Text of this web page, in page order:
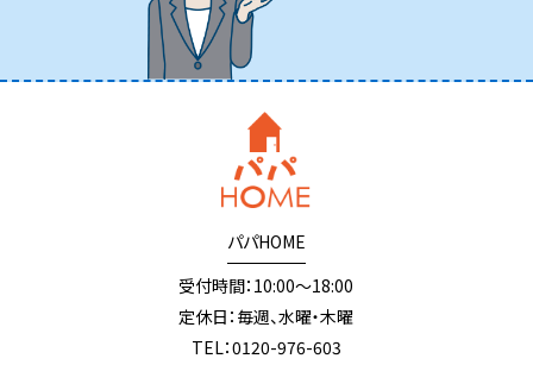
パパHOME
受付時間：10:00～18:00
定休日：毎週、水曜・木曜
TEL：0120-976-603